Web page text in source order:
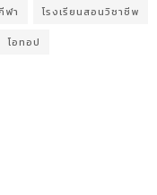
ฬา โรงเรียนสอนวิชาชีพ
โอทอป